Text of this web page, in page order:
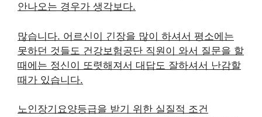
안나오는 경우가 생각보다.
많습니다. 어르신이 긴장을 많이 하셔서 평소에는
못하던 것들도 건강보험공단 직원이 와서 질문을 할
때에는 정신이 또렷해져서 대답도 잘하셔서 난감할
때가 있습니다.
노인장기요양등급을 받기 위한 실질적 조건